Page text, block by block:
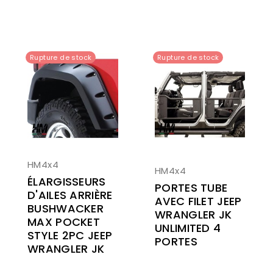
Rupture de stock
HM4x4
ÉLARGISSEURS
D'AILES ARRIÈRE
BUSHWACKER
MAX POCKET
STYLE 2PC JEEP
WRANGLER JK
Rupture de stock
HM4x4
PORTES TUBE
AVEC FILET JEEP
WRANGLER JK
UNLIMITED 4
PORTES